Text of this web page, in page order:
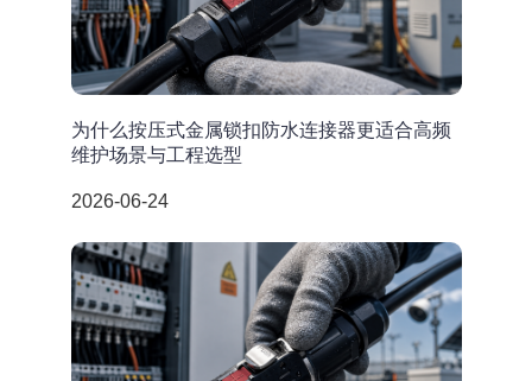
为什么按压式金属锁扣防水连接器更适合高频
维护场景与工程选型
2026-06-24